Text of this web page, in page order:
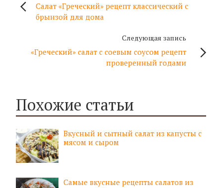
Салат «Греческий» рецепт классический с
брынзой для дома
Следующая запись
«Греческий» салат с соевым соусом рецепт
проверенный годами
Похожие статьи
Вкусный и сытный салат из капусты с
мясом и сыром
Самые вкусные рецепты салатов из